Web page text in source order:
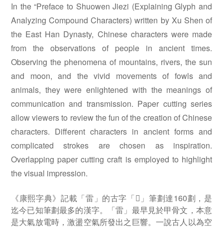
In the “Preface to Shuowen Jiezi (Explaining Glyph and
Analyzing Compound Characters) written by Xu Shen of
the East Han Dynasty, Chinese characters were made
from the observations of people in ancient times.
Observing the phenomena of mountains, rivers, the sun
and moon, and the vivid movements of fowls and
animals, they were enlightened with the meanings of
communication and transmission. Paper cutting series
allow viewers to review the fun of the creation of Chinese
characters. Different characters in ancient forms and
complicated strokes are chosen as inspiration.
Overlapping paper cutting craft is employed to highlight
the visual impression.
《康熙字典》記載「雷」的古字「𩇓」筆劃達160劃，是
迄今已知筆劃最多的漢字。「雷」最早見於甲骨文，本意
是大氣放電時，激盪空氣所發出之巨響。一說古人以為空